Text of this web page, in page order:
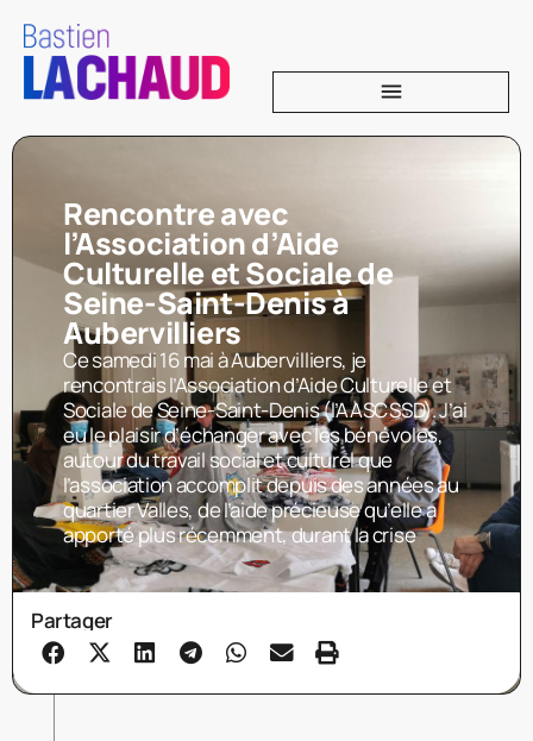
Rencontre avec
l’Association d’Aide
Culturelle et Sociale de
Seine-Saint-Denis à
Aubervilliers
Ce samedi 16 mai à Aubervilliers, je
rencontrais l’Association d’Aide Culturelle et
Sociale de Seine-Saint-Denis (l’AASCSSD). J’ai
eu le plaisir d’échanger avec les bénévoles,
autour du travail social et culturel que
l’association accomplit depuis des années au
quartier Valles, de l’aide précieuse qu’elle a
apporté plus récemment, durant la crise
Partager